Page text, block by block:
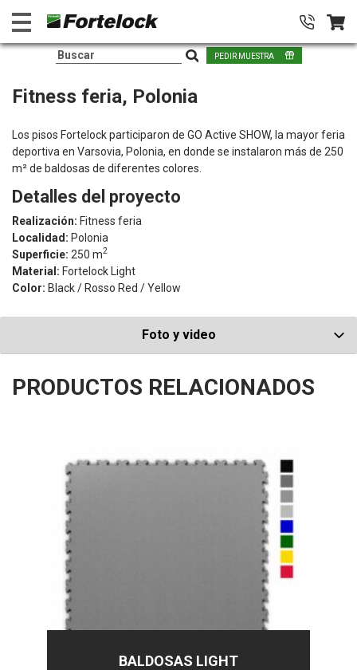
PEDIR MUESTRA
Fitness feria, Polonia
Los pisos Fortelock participaron de GO Active SHOW, la mayor feria
deportiva en Varsovia, Polonia, en donde se instalaron más de 250
m² de baldosas de diferentes colores.
Detalles del proyecto
Realización: Fitness feria
Localidad: Polonia
Superficie: 250 m2
Material: Fortelock Light
Color: Black / Rosso Red / Yellow
Foto y video
PRODUCTOS RELACIONADOS
BALDOSAS LIGHT